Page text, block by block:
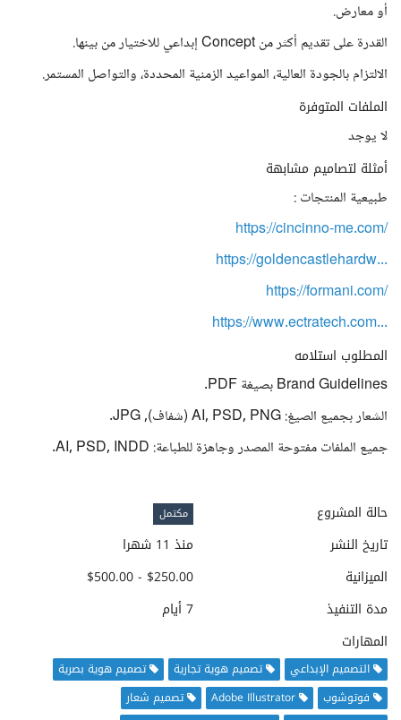
أو معارض.
القدرة على تقديم أكثر من Concept إبداعي للاختيار من بينها.
الالتزام بالجودة العالية، المواعيد الزمنية المحددة، والتواصل المستمر.
الملفات المتوفرة
لا يوجد
أمثلة لتصاميم مشابهة
طبيعية المنتجات :
https://cincinno-me.com/
https://goldencastlehardw...
https://formani.com/
https://www.ectratech.com...
المطلوب استلامه
Brand Guidelines بصيغة PDF.
الشعار بجميع الصيغ: AI, PSD, PNG (شفاف), JPG.
جميع الملفات مفتوحة المصدر وجاهزة للطباعة: AI, PSD, INDD.
حالة المشروع مكتمل
تاريخ النشر
منذ 11 شهرا
الميزانية
$250.00 - $500.00
مدة التنفيذ
7 أيام
المهارات
التصميم الإبداعي تصميم هوية تجارية
تصميم هوية بصرية
فوتوشوب
Adobe Illustrator
تصميم شعار